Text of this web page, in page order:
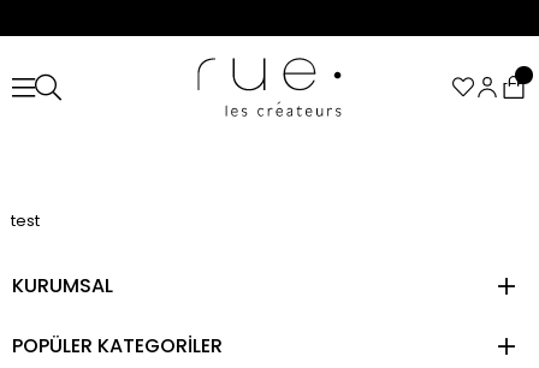
test
KURUMSAL
POPÜLER KATEGORİLER